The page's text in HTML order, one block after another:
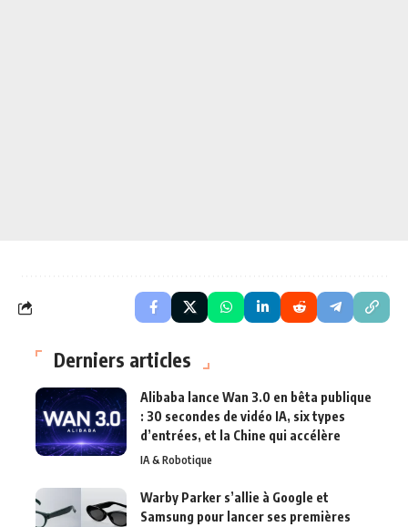
Derniers articles
Alibaba lance Wan 3.0 en bêta publique
: 30 secondes de vidéo IA, six types
d’entrées, et la Chine qui accélère
IA & Robotique
Warby Parker s’allie à Google et
Samsung pour lancer ses premières